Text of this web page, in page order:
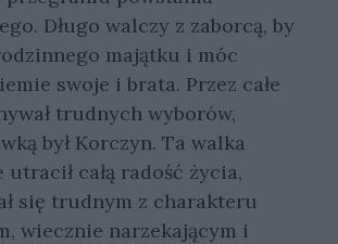
Długo walczy z zaborcą, by
majątku i móc
swoje i brata. Przez całe
trudnych wyborów,
był Korczyn. Ta walka
utracił całą radość życia,
się trudnym z charakteru
wiecznie narzekającym i